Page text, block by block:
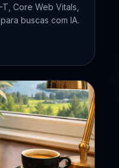
Core Web Vitals,
buscas com IA.